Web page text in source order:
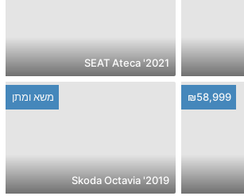
2021' SEAT Ateca
₪58,999 משא ומתן
2019' Skoda Octavia